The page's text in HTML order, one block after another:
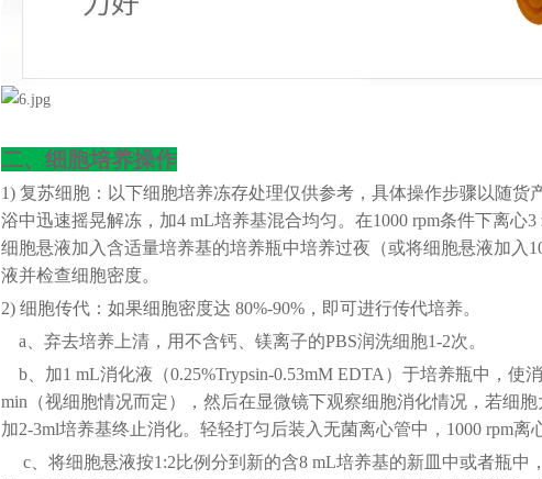
二、细胞培养操作
1) 复苏细胞：以下细胞培养冻存处理仅供参考，具体操作步骤以随
浴中迅速摇晃解冻，加4 mL培养基混合均匀。在1000 rpm条件下离心
细胞悬液加入含适量培养基的培养瓶中培养过夜（或将细胞悬液加入
液并检查细胞密度。
2) 细胞传代：如果细胞密度达 80%-90%，即可进行传代培养。
a、弃去培养上清，用不含钙、镁离子的PBS润洗细胞1-2次。
b、加1 mL消化液（0.25%Trypsin-0.53mM EDTA）于培养瓶中，
min（视细胞情况而定），然后在显微镜下观察细胞消化情况，若细
加2-3ml培养基终止消化。轻轻打匀后装入无菌离心管中，1000
c、将细胞悬液按1:2比例分到新的含8 mL培养基的新皿中或者瓶中